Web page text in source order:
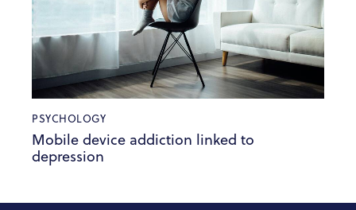
PSYCHOLOGY
Mobile device addiction linked to
depression